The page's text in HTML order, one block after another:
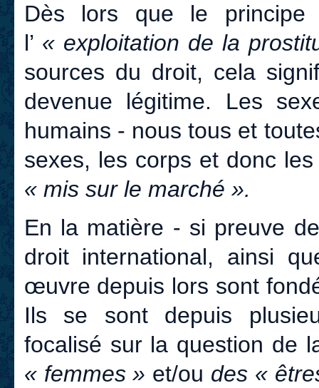
Dès lors que le principe
l’ « exploitation de la
sources du droit, cela
devenue légitime. Les
humains - nous tous et
sexes, les corps et donc
« mis sur le marché ».
En la matière - si preuve
droit international, ainsi
œuvre depuis lors sont
Ils se sont depuis
focalisé sur la question de
« femmes » et/ou des «